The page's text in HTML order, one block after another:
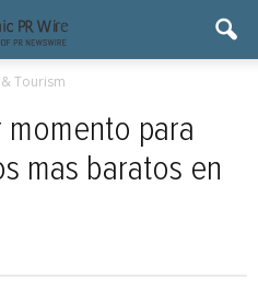
Tourism
momento para
mas baratos en